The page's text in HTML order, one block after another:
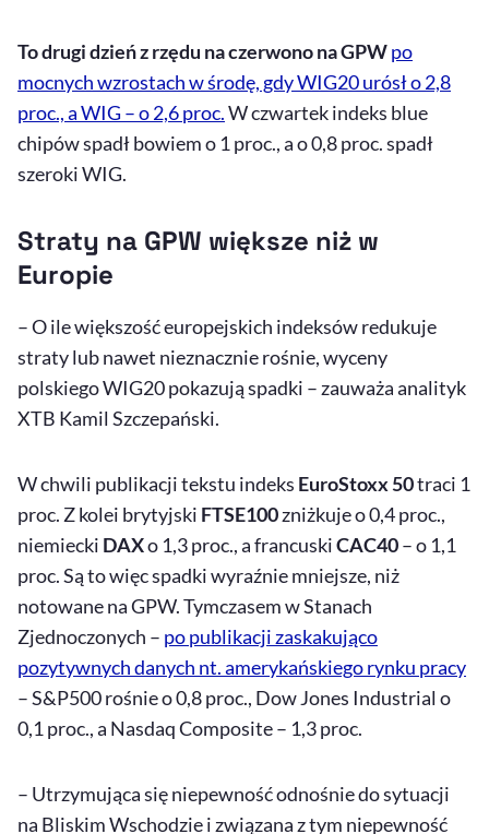
To drugi dzień z rzędu na czerwono na GPWpo
mocnych wzrostach w środę, gdy WIG20 urósł o 2,8
proc., a WIG – o 2,6 proc.W czwartek indeks blue
chipów spadł bowiem o 1 proc., a o 0,8 proc. spadł
szeroki WIG.
Straty na GPW większe niż w
Europie
– O ile większość europejskich indeksów redukuje
straty lub nawet nieznacznie rośnie, wyceny
polskiego WIG20 pokazują spadki – zauważa analityk
XTB Kamil Szczepański.
W chwili publikacji tekstu indeks EuroStoxx 50traci 1
proc. Z kolei brytyjski FTSE100zniżkuje o 0,4 proc.,
niemiecki DAXo 1,3 proc., a francuskiCAC40– o 1,1
proc. Są to więc spadki wyraźnie mniejsze, niż
notowane na GPW. Tymczasem w Stanach
Zjednoczonych – po publikacji zaskakująco
pozytywnych danych nt. amerykańskiego rynku pracy
–S&P500rośnie o 0,8 proc., Dow Jones Industrial o
0,1 proc., a Nasdaq Composite– 1,3 proc.
– Utrzymująca się niepewność odnośnie do sytuacji
na Bliskim Wschodzie i związana z tym niepewność